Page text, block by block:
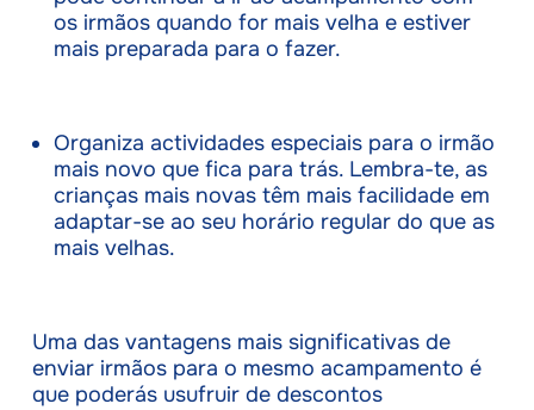
os irmãos quando for mais velha e estiver
mais preparada para o fazer.
Organiza actividades especiais para o irmão
mais novo que fica para trás. Lembra-te, as
crianças mais novas têm mais facilidade em
adaptar-se ao seu horário regular do que as
mais velhas.
Uma das vantagens mais significativas de
enviar irmãos para o mesmo acampamento é
que poderás usufruir de descontos